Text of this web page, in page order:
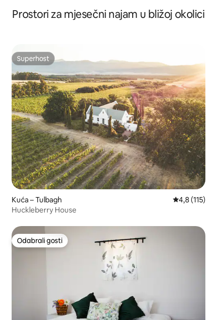
Prostori za mjesečni najam u bližoj okolici
Superhost
Superhost
Kuća – Tulbagh Prosječna
4,8 (115)
Huckleberry House
Odabrali gosti
Odabrali gosti